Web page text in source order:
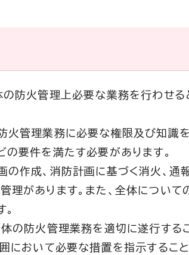
防火管理上必要な業務を行わせる
火管理業務に必要な権限及び知識
要件を満たす必要があります。
作成、消防計画に基づく消火、通
があります。また、全体について
の防火管理業務を適切に遂行する
において必要な措置を指示するこ